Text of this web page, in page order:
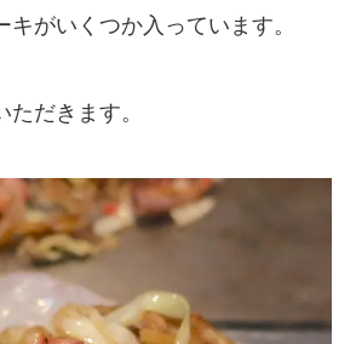
キがいくつか入っています。
ただきます。